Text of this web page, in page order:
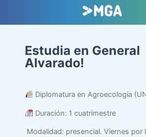
Estudia en General
Alvarado!
Diplomatura en Agroecología
Duración: 1 cuatrimestre
Modalidad: presencial. Viernes por